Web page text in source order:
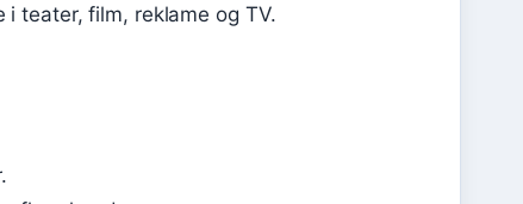
teater, film, reklame og TV.